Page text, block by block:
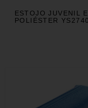
ESTOJO JUVENIL
POLIÉSTER